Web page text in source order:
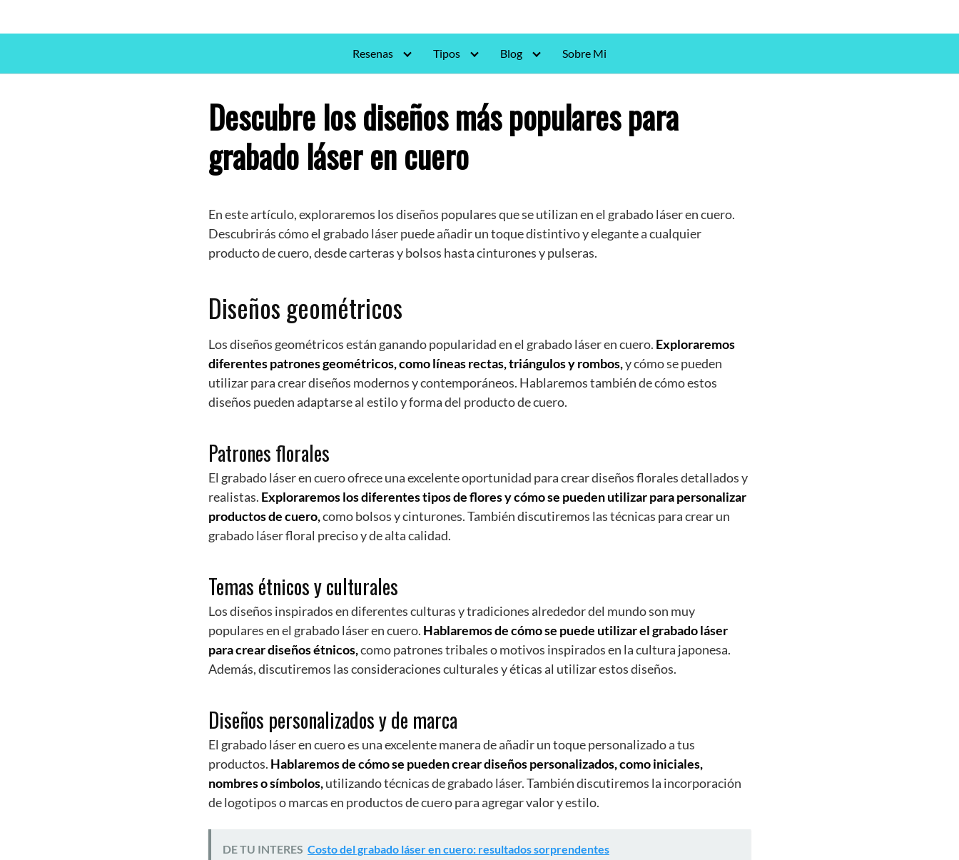
Resenas Tipos Blog Sobre Mi
Descubre los diseños más populares para
grabado láser en cuero
En este artículo, exploraremos los diseños populares que se utilizan en el grabado láser en cuero.
Descubrirás cómo el grabado láser puede añadir un toque distintivo y elegante a cualquier
producto de cuero, desde carteras y bolsos hasta cinturones y pulseras.
Diseños geométricos
Los diseños geométricos están ganando popularidad en el grabado láser en cuero. Exploraremos
diferentes patrones geométricos, como líneas rectas, triángulos y rombos,y cómo se pueden
utilizar para crear diseños modernos y contemporáneos. Hablaremos también de cómo estos
diseños pueden adaptarse al estilo y forma del producto de cuero.
Patrones florales
El grabado láser en cuero ofrece una excelente oportunidad para crear diseños florales detallados y
realistas. Exploraremos los diferentes tipos de flores y cómo se pueden utilizar para personalizar
productos de cuero,como bolsos y cinturones. También discutiremos las técnicas para crear un
grabado láser floral preciso y de alta calidad.
Temas étnicos y culturales
Los diseños inspirados en diferentes culturas y tradiciones alrededor del mundo son muy
populares en el grabado láser en cuero. Hablaremos de cómo se puede utilizar el grabado láser
para crear diseños étnicos,como patrones tribales o motivos inspirados en la cultura japonesa.
Además, discutiremos las consideraciones culturales y éticas al utilizar estos diseños.
Diseños personalizados y de marca
El grabado láser en cuero es una excelente manera de añadir un toque personalizado a tus
productos. Hablaremos de cómo se pueden crear diseños personalizados, como iniciales,
nombres o símbolos,utilizando técnicas de grabado láser. También discutiremos la incorporación
de logotipos o marcas en productos de cuero para agregar valor y estilo.
DE TU INTERES Costo del grabado láser en cuero: resultados sorprendentes